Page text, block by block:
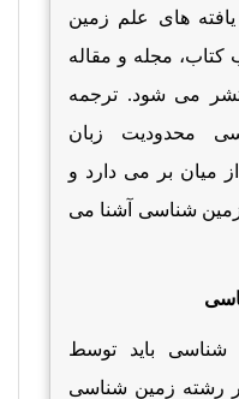
های علم زمین
مجله و مقاله
می شود. ترجمه
محدودیت زبان
میان بر می دارد و
زمین شناسی آشنا می
باید توسط
رشته زمین شناسی